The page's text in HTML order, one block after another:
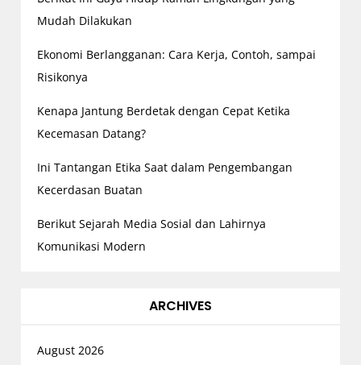
Mudah Dilakukan
Ekonomi Berlangganan: Cara Kerja, Contoh, sampai
Risikonya
Kenapa Jantung Berdetak dengan Cepat Ketika
Kecemasan Datang?
Ini Tantangan Etika Saat dalam Pengembangan
Kecerdasan Buatan
Berikut Sejarah Media Sosial dan Lahirnya
Komunikasi Modern
ARCHIVES
August 2026